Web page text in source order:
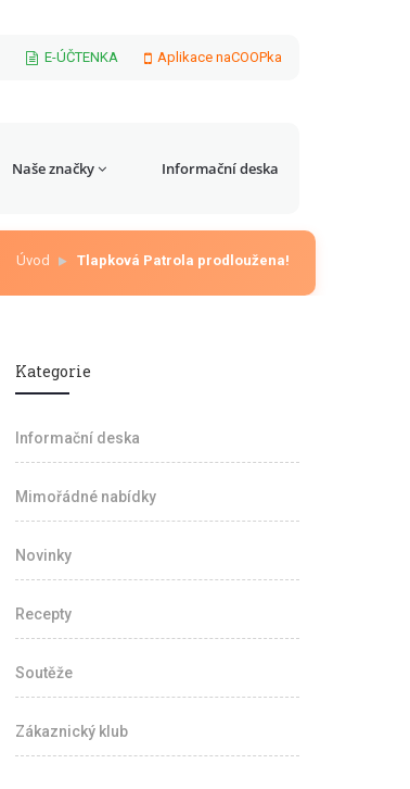
E-ÚČTENKA Aplikace naCOOPka
Naše značky Informační deska
Úvod Tlapková Patrola prodloužena!
Kategorie
Informační deska
Mimořádné nabídky
Novinky
Recepty
Soutěže
Zákaznický klub